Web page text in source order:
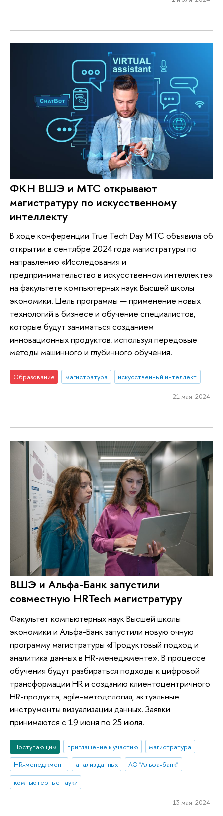
ФКН ВШЭ и МТС открывают
магистратуру по искусственному
интеллекту
В ходе конференции True Tech Day МТС объявила об
открытии в сентябре 2024 года магистратуры по
направлению «Исследования и
предпринимательство в искусственном интеллекте»
на факультете компьютерных наук Высшей школы
экономики. Цель программы — применение новых
технологий в бизнесе и обучение специалистов,
которые будут заниматься созданием
инновационных продуктов, используя передовые
методы машинного и глубинного обучения.
Образование магистратура искусственный интеллект
21 мая 2024
ВШЭ и Альфа-Банк запустили
совместную HRTech магистратуру
Факультет компьютерных наук Высшей школы
экономики и Альфа-Банк запустили новую очную
программу магистратуры «Продуктовый подход и
аналитика данных в HR-менеджменте». В процессе
обучения будут разбираться подходы к цифровой
трансформации HR и созданию клиентоцентричного
HR-продукта, agile-методология, актуальные
инструменты визуализации данных. Заявки
принимаются с 19 июня по 25 июля.
Поступающим приглашение к участию
магистратура
HR-менеджмент
анализ данных
АО "Альфа-банк"
компьютерные науки
13 мая 2024